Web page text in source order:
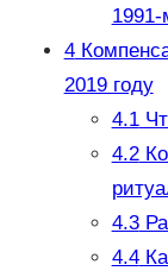
1991-
4
2019 году
4.1
4.2
4.3
4.4